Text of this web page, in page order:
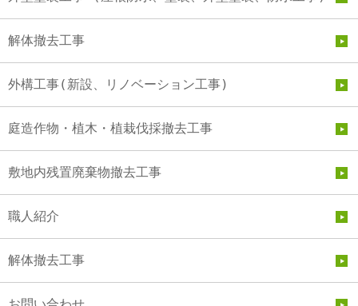
解体撤去工事
外構工事(新設、リノベーション工事)
庭造作物・植木・植栽伐採撤去工事
敷地内残置廃棄物撤去工事
職人紹介
解体撤去工事